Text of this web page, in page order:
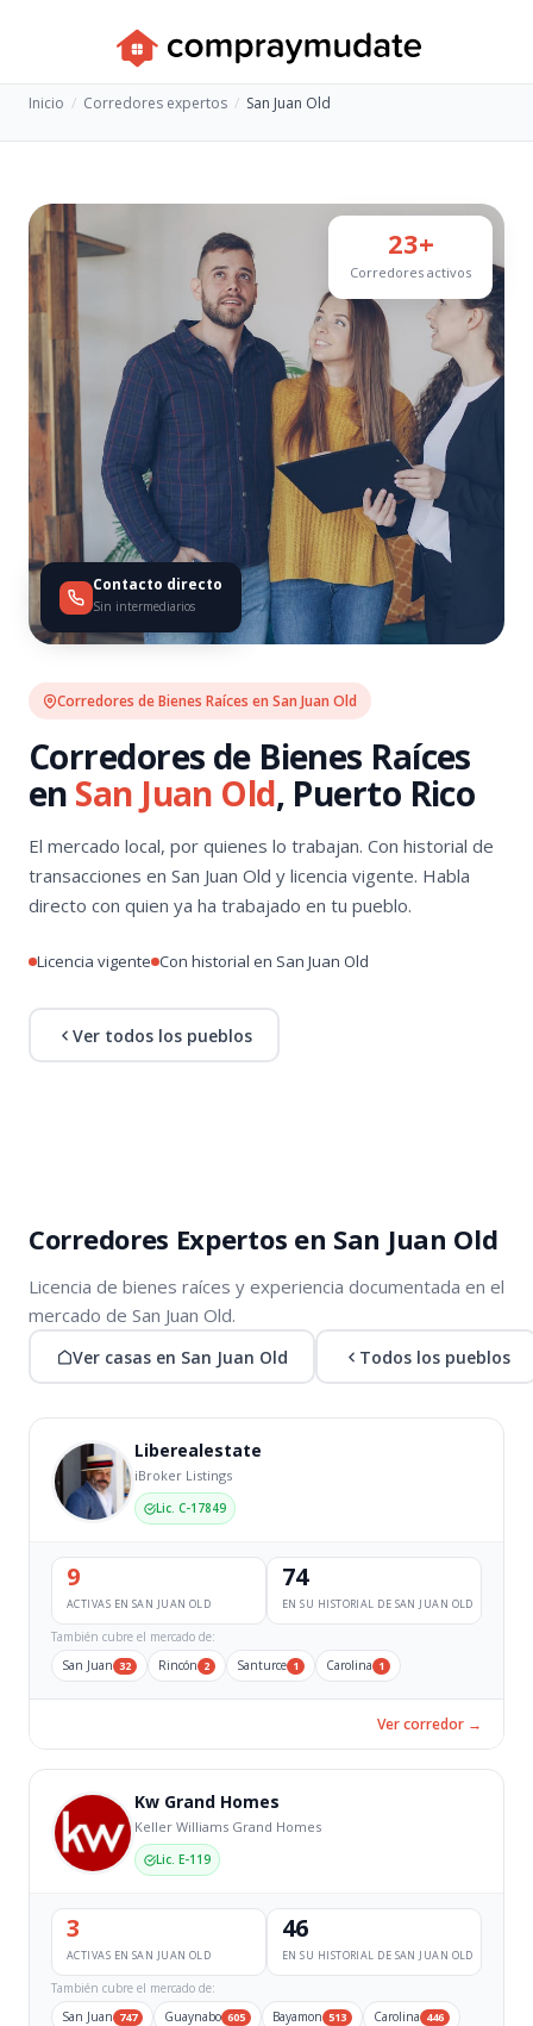
Inicio Corredores expertos San Juan Old
Corredores de Bienes Raíces en San Juan Old
Corredores de Bienes Raíces
en San Juan Old, Puerto Rico
El mercado local, por quienes lo trabajan. Con historial de
transacciones en San Juan Old y licencia vigente. Habla
directo con quien ya ha trabajado en tu pueblo.
Licencia vigente Con historial en San Juan Old
Ver todos los pueblos
23+
Corredores activos
Contacto directo
Sin intermediarios
Corredores Expertos en San Juan Old
Licencia de bienes raíces y experiencia documentada en el
mercado de San Juan Old.
Ver casas en San Juan Old Todos los pueblos
Liberealestate
iBroker Listings
Lic. C-17849
9
ACTIVAS EN SAN JUAN OLD
74
EN SU HISTORIAL DE SAN JUAN OLD
También cubre el mercado de:
San Juan 32 Rincón 2 Santurce 1 Carolina 1
Ver corredor →
Kw Grand Homes
Keller Williams Grand Homes
Lic. E-119
3
ACTIVAS EN SAN JUAN OLD
46
EN SU HISTORIAL DE SAN JUAN OLD
También cubre el mercado de:
San Juan 747 Guaynabo 605 Bayamon 513 Carolina 446